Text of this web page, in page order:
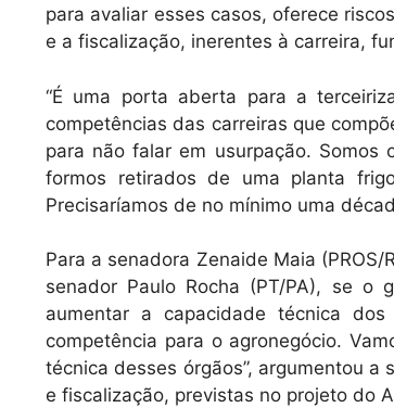
para avaliar esses casos, oferece
e a fiscalização, inerentes à carreira,
“É uma porta aberta para a
competências das carreiras que
para não falar em usurpação. Somos
formos retirados de uma planta
Precisaríamos de no mínimo uma
Para a senadora Zenaide Maia
senador Paulo Rocha (PT/PA), se o
aumentar a capacidade técnica
competência para o agronegócio.
técnica desses órgãos”, argumentou
e fiscalização, previstas no projeto do